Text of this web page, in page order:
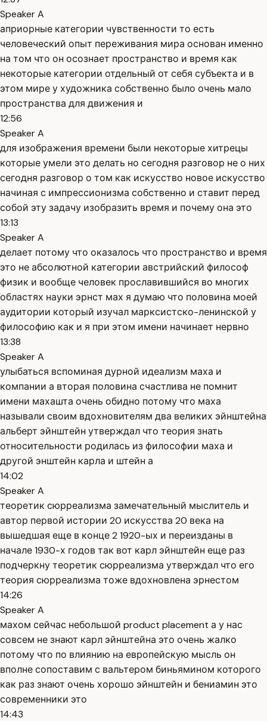
Speaker A
априорные категории чувственности то есть
человеческий опыт переживания мира основан именно
на том что он осознает пространство и время как
некоторые категории отдельный от себя субъекта и в
этом мире у художника собственно было очень мало
пространства для движения и
12:56
Speaker A
для изображения времени были некоторые хитрецы
которые умели это делать но сегодня разговор не о них
сегодня разговор о том как искусство новое искусство
начиная с импрессионизма собственно и ставит перед
собой эту задачу изобразить время и почему она это
13:13
Speaker A
делает потому что оказалось что пространство и время
это не абсолютной категории австрийский философ
физик и вообще человек прославившийся во многих
областях науки эрнст мах я думаю что половина моей
аудитории который изучал марксистско-ленинской у
философию как и я при этом имени начинает нервно
13:38
Speaker A
улыбаться вспоминая дурной идеализм маха и
компании а вторая половина счастлива не помнит
имени махашта очень обидно потому что маха
называли своим вдохновителям два великих эйнштейна
альберт эйнштейн утверждал что теория знать
относительности родилась из философии маха и
другой энштейн карла и штейн а
14:02
Speaker A
теоретик сюрреализма замечательный мыслитель и
автор первой истории 20 искусства 20 века на
вышедшая еще в конце 2 1920-ых и переизданы в
начале 1930-х годов так вот карл эйнштейн еще раз
подчеркну теоретик сюрреализма утверждал что его
теория сюрреализма тоже вдохновлена эрнестом
14:26
Speaker A
махом сейчас небольшой product placement а у нас
совсем не знают карл эйнштейна это очень жалко
потому что по влиянию на европейскую мысль он
вполне сопоставим с вальтером биньямином которого
как раз знают очень хорошо эйнштейн и бениамин это
современники это
14:43